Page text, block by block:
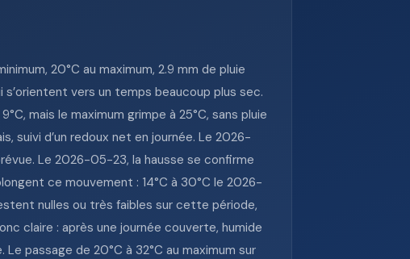
20°C au maximum, 2.9 mm de pluie
vers un temps beaucoup plus sec.
mais le maximum grimpe à 25°C, sans pluie
suivi d’un redoux net en journée. Le 2026-
Le 2026-05-23, la hausse se confirme
ce mouvement : 14°C à 30°C le 2026-
nulles ou très faibles sur cette période,
claire : après une journée couverte, humide
passage de 20°C à 32°C au maximum sur